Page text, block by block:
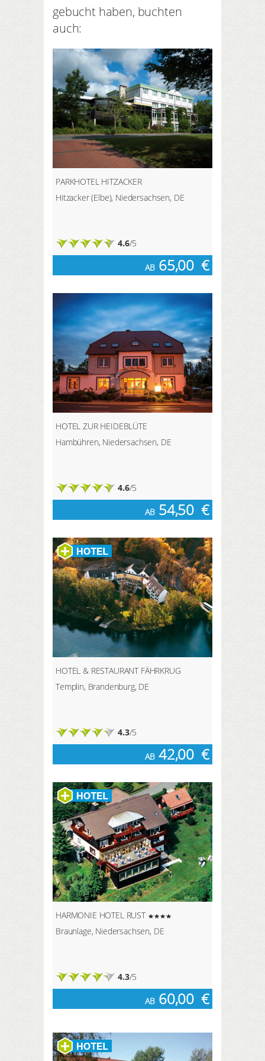
der Goetheweg, die kurze
Brockenroute und der Teufelsstieg.
ideal für Anfänger und
Fortgeschrittene.
gebucht haben, buchten
auch:
PARKHOTEL HITZACKER
Hitzacker (Elbe), Niedersachsen, DE
4.6/5
AB 65,00 €
HOTEL ZUR HEIDEBLÜTE
Hambühren, Niedersachsen, DE
4.6/5
AB 54,50 €
HOTEL & RESTAURANT FÄHRKRUG
Templin, Brandenburg, DE
4.3/5
AB 42,00 €
HARMONIE HOTEL RUST
Braunlage, Niedersachsen, DE
4.3/5
AB 60,00 €